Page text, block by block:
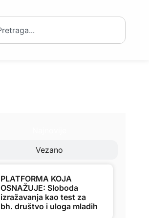
Vezano
PLATFORMA KOJA
OSNAŽUJE: Sloboda
izražavanja kao test za
bh. društvo i uloga mladih